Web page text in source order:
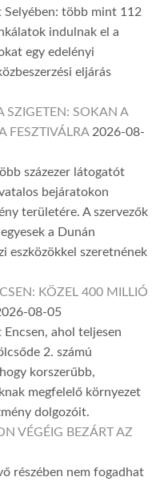
Selyében: több mint 112
indulnak el a
egy edelényi
eljárás
SZIGETEN: SOKAN A
FESZTIVÁLRA 2026-08-
százezer látogatót
bejáratokon
területére. A szervezők
a Dunán
eszközökkel szeretnének
KÖZEL 400 MILLIÓ
08-05
Encsen, ahol teljesen
2. számú
korszerűbb,
megfelelő környezet
dolgozóit.
VÉGÉIG BEZÁRT AZ
részében nem fogadhat